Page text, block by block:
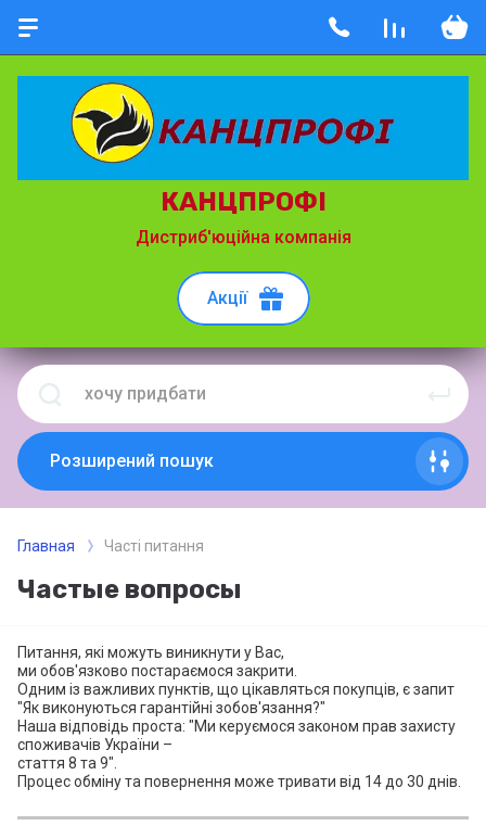
КАНЦПРОФІ
Дистриб'юційна компанія
Акції
Розширений пошук
Главная Часті питання
Частые вопросы
Питання, які можуть виникнути у Вас,
ми обов'язково постараємося закрити.
Одним із важливих пунктів, що цікавляться покупців, є запит
"Як виконуються гарантійні зобов'язання?"
Наша відповідь проста: "Ми керуємося законом прав захисту
споживачів України –
стаття 8 та 9".
Процес обміну та повернення може тривати від 14 до 30 днів.